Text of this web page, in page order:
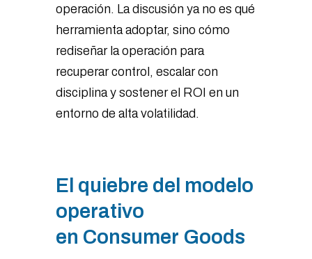
operación. La discusión ya no es qué
herramienta adoptar, sino cómo
rediseñar la operación para
recuperar control, escalar con
disciplina y sostener el ROI en un
entorno de alta volatilidad.
El quiebre del modelo
operativo
en Consumer Goods